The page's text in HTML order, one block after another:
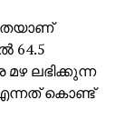
64.5
മഴ ലഭിക്കുന്ന
കൊണ്ട്